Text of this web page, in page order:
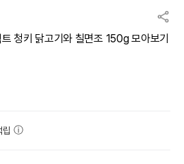
청키 닭고기와 칠면조 150g 모아보기
립